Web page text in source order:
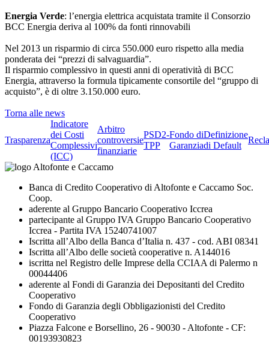
Energia Verde: l’energia elettrica acquistata tramite il Consorzio
BCC Energia deriva al 100% da fonti rinnovabili
Nel 2013 un risparmio di circa 550.000 euro rispetto alla media
ponderata dei “prezzi di salvaguardia”.
Il risparmio complessivo in questi anni di operatività di BCC
Energia, attraverso la formula tipicamente consortile del “gruppo di
acquisto”, è di oltre 3.150.000 euro.
Torna alle news
Trasparenza
Indicatore
dei Costi
Complessivi
(ICC)
Arbitro
controversie
finanziarie
PSD2-
TPP
Fondo di
Garanzia
Definizione
di Default
Banca di Credito Cooperativo di Altofonte e Caccamo Soc.
Coop.
aderente al Gruppo Bancario Cooperativo Iccrea
partecipante al Gruppo IVA Gruppo Bancario Cooperativo
Iccrea - Partita IVA 15240741007
Iscritta all’Albo della Banca d’Italia n. 437 - cod. ABI 08341
Iscritta all’Albo delle società cooperative n. A144016
iscritta nel Registro delle Imprese della CCIAA di Palermo n
00044406
aderente al Fondi di Garanzia dei Depositanti del Credito
Cooperativo
Fondo di Garanzia degli Obbligazionisti del Credito
Cooperativo
Piazza Falcone e Borsellino, 26 - 90030 - Altofonte - CF:
00193930823